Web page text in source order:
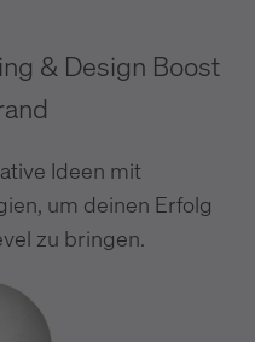
& Design Boost
Ideen mit
um deinen Erfolg
zu bringen.